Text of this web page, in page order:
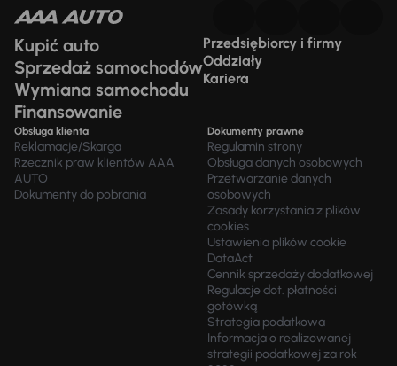
Kupić auto
Sprzedaż samochodów
Wymiana samochodu
Finansowanie
Przedsiębiorcy i firmy
Oddziały
Kariera
Obsługa klienta
Reklamacje/Skarga
Rzecznik praw klientów AAA
AUTO
Dokumenty do pobrania
Dokumenty prawne
Regulamin strony
Obsługa danych osobowych
Przetwarzanie danych
osobowych
Zasady korzystania z plików
cookies
Ustawienia plików cookie
DataAct
Cennik sprzedaży dodatkowej
Regulacje dot. płatności
gotówką
Strategia podatkowa
Informacja o realizowanej
strategii podatkowej za rok